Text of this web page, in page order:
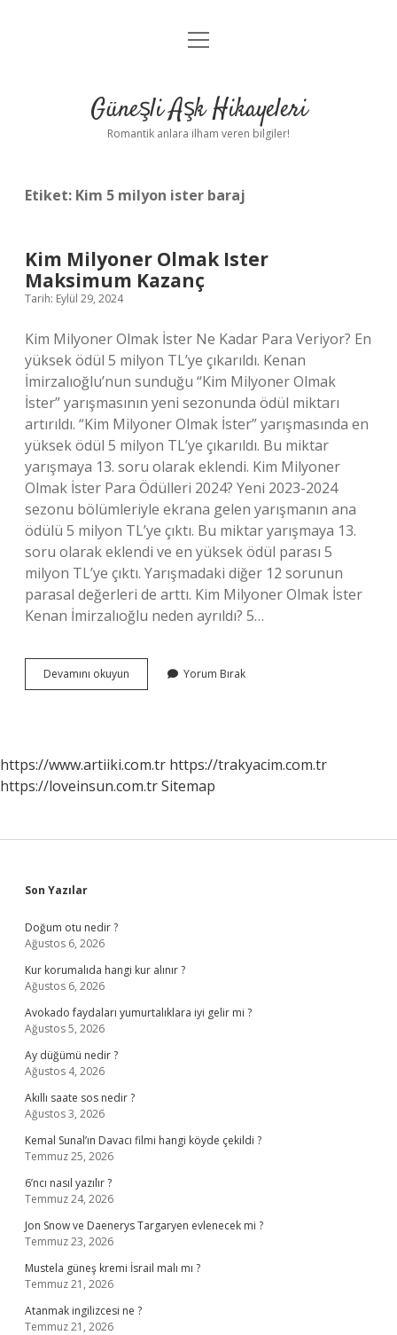
Anasayfa
Yasal Uyarı
menüyü
Güneşli Aşk Hikayeleri
Romantik anlara ilham veren bilgiler!
Etiket: Kim 5 milyon ister baraj
Kim Milyoner Olmak Ister
Maksimum Kazanç
Tarih: Eylül 29, 2024
Kim Milyoner Olmak İster Ne Kadar Para Veriyor? En
yüksek ödül 5 milyon TL’ye çıkarıldı. Kenan
İmirzalıoğlu’nun sunduğu “Kim Milyoner Olmak
İster” yarışmasının yeni sezonunda ödül miktarı
artırıldı. “Kim Milyoner Olmak İster” yarışmasında en
yüksek ödül 5 milyon TL’ye çıkarıldı. Bu miktar
yarışmaya 13. soru olarak eklendi. Kim Milyoner
Olmak İster Para Ödülleri 2024? Yeni 2023-2024
sezonu bölümleriyle ekrana gelen yarışmanın ana
ödülü 5 milyon TL’ye çıktı. Bu miktar yarışmaya 13.
soru olarak eklendi ve en yüksek ödül parası 5
milyon TL’ye çıktı. Yarışmadaki diğer 12 sorunun
parasal değerleri de arttı. Kim Milyoner Olmak İster
Kenan İmirzalıoğlu neden ayrıldı? 5…
Devamını okuyun
Milyoner
Yorum Bırak
https://www.artiiki.com.tr https://trakyacim.com.tr
https://loveinsun.com.trSitemap
Sidebar
Son Yazılar
Doğum otu nedir ?
Ağustos 6, 2026
Kur korumalıda hangi kur alınır ?
Ağustos 6, 2026
Avokado faydaları yumurtalıklara iyi gelir mi ?
Ağustos 5, 2026
Ay düğümü nedir ?
Ağustos 4, 2026
Akıllı saate sos nedir ?
Ağustos 3, 2026
Kemal Sunal’ın Davacı filmi hangi köyde çekildi ?
Temmuz 25, 2026
6’ncı nasıl yazılır ?
Temmuz 24, 2026
Jon Snow ve Daenerys Targaryen evlenecek mi ?
Temmuz 23, 2026
Mustela güneş kremi İsrail malı mı ?
Temmuz 21, 2026
Atanmak ingilizcesi ne ?
Temmuz 21, 2026